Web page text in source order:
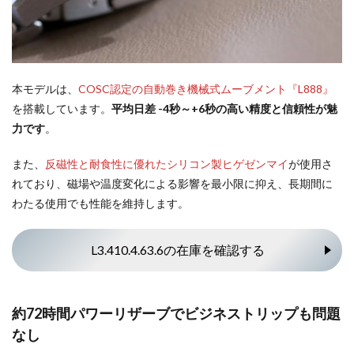
本モデルは、 COSC認定の自動巻き機械式ムーブメント『L888 』
を搭載しています。 平均日差 -4秒～+6秒の高い精度と信頼性が魅
力です。
また、 反磁性と耐食性に優れたシリコン製ヒゲゼンマイが使用さ
れており、磁場や温度変化による影響を最小限に抑え、長期間に
わたる使用でも性能を維持します。
L3.410.4.63.6の在庫を確認する
約72時間パワーリザーブでビジネストリップも問題
なし